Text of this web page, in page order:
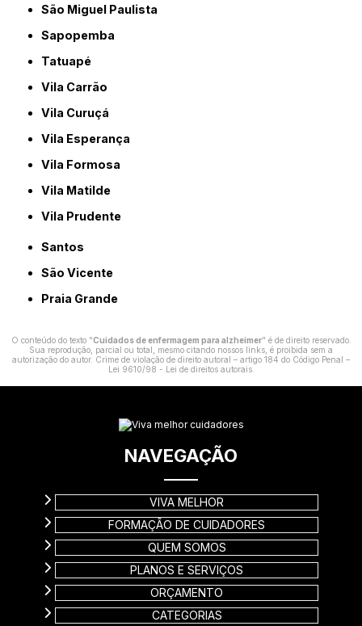
São Miguel Paulista
Sapopemba
Tatuapé
Vila Carrão
Vila Curuçá
Vila Esperança
Vila Formosa
Vila Matilde
Vila Prudente
Santos
São Vicente
Praia Grande
O conteúdo do texto "Cuidados de enfermagem para alzheimer" é de direito reservado.
Sua reprodução, parcial ou total, mesmo citando nossos links, é proibida sem a
autorização do autor. Crime de violação de direito autoral – artigo 184 do Código Penal –
Lei 9610/98 - Lei de direitos autorais.
NAVEGAÇÃO
VIVA MELHOR
FORMAÇÃO DE CUIDADORES
QUEM SOMOS
PLANOS E SERVIÇOS
ORÇAMENTO
CATEGORIAS